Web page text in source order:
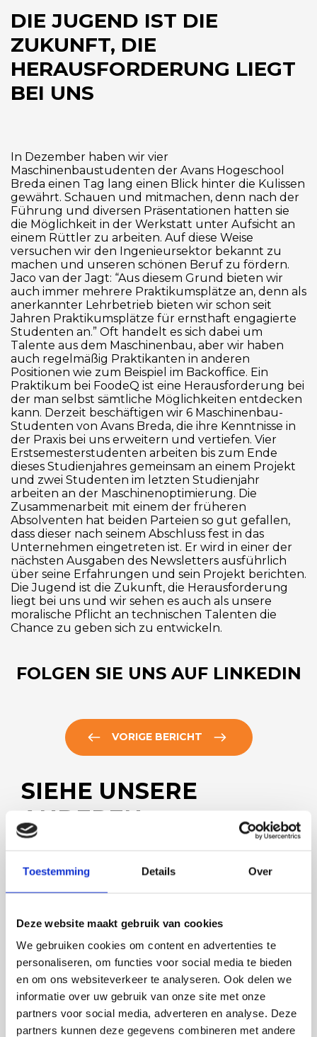
Toestemming Details Over
Deze website maakt gebruik van cookies
We gebruiken cookies om content en advertenties te
personaliseren, om functies voor social media te bieden
en om ons websiteverkeer te analyseren. Ook delen we
informatie over uw gebruik van onze site met onze
partners voor social media, adverteren en analyse. Deze
partners kunnen deze gegevens combineren met andere
DIE JUGEND IST DIE
ZUKUNFT, DIE
HERAUSFORDERUNG LIEGT
BEI UNS
In Dezember haben wir vier
Maschinenbaustudenten der Avans Hogeschool
Breda einen Tag lang einen Blick hinter die Kulissen
gewährt. Schauen und mitmachen, denn nach der
Führung und diversen Präsentationen hatten sie
die Möglichkeit in der Werkstatt unter Aufsicht an
einem Rüttler zu arbeiten. Auf diese Weise
versuchen wir den Ingenieursektor bekannt zu
machen und unseren schönen Beruf zu fördern.
Jaco van der Jagt: “Aus diesem Grund bieten wir
auch immer mehrere Praktikumsplätze an, denn als
anerkannter Lehrbetrieb bieten wir schon seit
Jahren Praktikumsplätze für ernsthaft engagierte
Studenten an.” Oft handelt es sich dabei um
Talente aus dem Maschinenbau, aber wir haben
auch regelmäßig Praktikanten in anderen
Positionen wie zum Beispiel im Backoffice. Ein
Praktikum bei FoodeQ ist eine Herausforderung bei
der man selbst sämtliche Möglichkeiten entdecken
kann. Derzeit beschäftigen wir 6 Maschinenbau-
Studenten von Avans Breda, die ihre Kenntnisse in
der Praxis bei uns erweitern und vertiefen. Vier
Erstsemesterstudenten arbeiten bis zum Ende
dieses Studienjahres gemeinsam an einem Projekt
und zwei Studenten im letzten Studienjahr
arbeiten an der Maschinenoptimierung. Die
Zusammenarbeit mit einem der früheren
Absolventen hat beiden Parteien so gut gefallen,
dass dieser nach seinem Abschluss fest in das
Unternehmen eingetreten ist. Er wird in einer der
nächsten Ausgaben des Newsletters ausführlich
über seine Erfahrungen und sein Projekt berichten.
Die Jugend ist die Zukunft, die Herausforderung
liegt bei uns und wir sehen es auch als unsere
moralische Pflicht an technischen Talenten die
Chance zu geben sich zu entwickeln.
FOLGEN SIE UNS AUF LINKEDIN
VORIGE BERICHT
SIEHE UNSERE
ANDEREN
NACHRICHTEN
GLATTER UND DAMIT SAUBERER